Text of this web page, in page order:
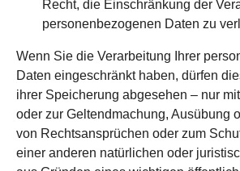
Recht, die Einschränkung der
personenbezogenen Daten zu
Wenn Sie die Verarbeitung Ihrer
Daten eingeschränkt haben, dürfen
ihrer Speicherung abgesehen – nur
oder zur Geltendmachung, Ausübung
von Rechtsansprüchen oder zum
einer anderen natürlichen oder